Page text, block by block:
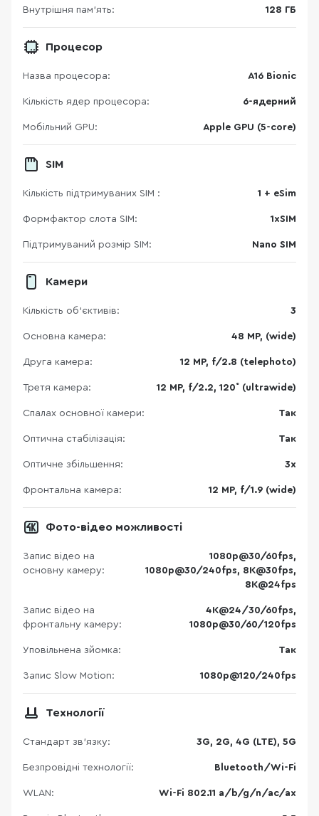
Внутрішня пам'ять: 128 ГБ
Процесор
Назва процесора: A16 Bionic
Кількість ядер процесора: 6-ядерний
Мобільний GPU: Apple GPU (5-core)
SIM
Кількість підтримуваних SIM : 1 + eSim
Формфактор слота SIM: 1xSIM
Підтримуваний розмір SIM: Nano SIM
Камери
Кількість об'єктивів: 3
Основна камера: 48 MP, (wide)
Друга камера: 12 MP, f/2.8 (telephoto)
Третя камера: 12 MP, f/2.2, 120˚ (ultrawide)
Спалах основної камери: Так
Оптична стабілізація: Так
Оптичне збільшення: 3x
Фронтальна камера: 12 MP, f/1.9 (wide)
Фото-відео можливості
Запис відео на
основну камеру:
1080p@30/60fps,
1080p@30/240fps, 8K@30fps,
8K@24fps
Запис відео на
фронтальну камеру:
4K@24/30/60fps,
1080p@30/60/120fps
Уповільнена зйомка: Так
Запис Slow Motion: 1080p@120/240fps
Технології
Стандарт зв'язку: 3G, 2G, 4G (LTE), 5G
Безпровідні технології: Bluetooth/Wi-Fi
WLAN: Wi-Fi 802.11 a/b/g/n/ac/ax